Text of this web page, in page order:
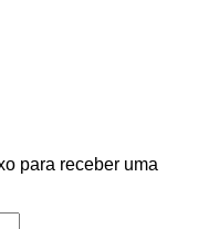
para receber uma